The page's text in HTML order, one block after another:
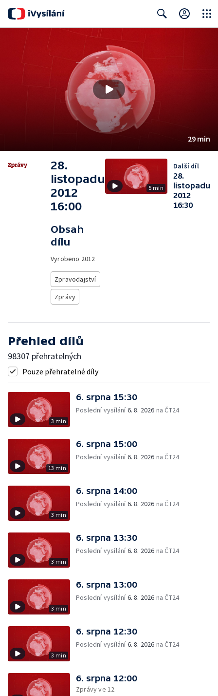
29 min
28.
listopadu
2012
16:00
Obsah
dílu
Vyrobeno 2012
Zpravodajství
Zprávy
5 min
Další díl
28.
listopadu
2012
16:30
Přehled dílů
98307 přehratelných
Pouze přehratelné díly
3 min
6. srpna 15:30
Poslední vysílání6. 8. 2026 na ČT24
13 min
6. srpna 15:00
Poslední vysílání6. 8. 2026 na ČT24
3 min
6. srpna 14:00
Poslední vysílání6. 8. 2026 na ČT24
3 min
6. srpna 13:30
Poslední vysílání6. 8. 2026 na ČT24
3 min
6. srpna 13:00
Poslední vysílání6. 8. 2026 na ČT24
3 min
6. srpna 12:30
Poslední vysílání6. 8. 2026 na ČT24
6. srpna 12:00
Zprávy ve 12